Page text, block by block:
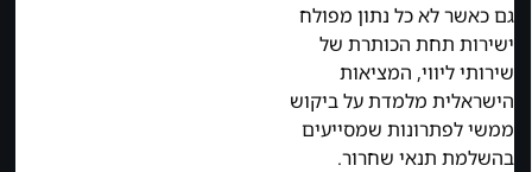
גם כאשר לא כל נתון מפולח
ישירות תחת הכותרת של
שירותי ליווי, המציאות
הישראלית מלמדת על ביקוש
ממשי לפתרונות שמסייעים
בהשלמת תנאי שחרור.